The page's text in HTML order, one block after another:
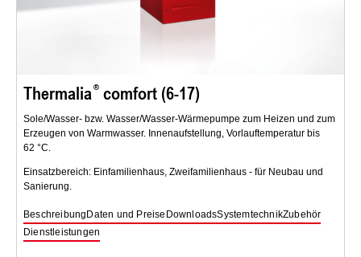
Thermalia comfort (6-17)
Sole/Wasser- bzw. Wasser/Wasser-Wärmepumpe zum Heizen und zum
Erzeugen von Warmwasser. Innenaufstellung, Vorlauftemperatur bis
62 °C.
Einsatzbereich: Einfamilienhaus, Zweifamilienhaus - für Neubau und
Sanierung.
BeschreibungDaten und Preise DownloadsSystemtechnikZubehör
Dienstleistungen